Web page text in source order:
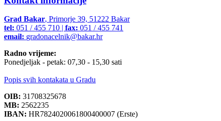
Grad Bakar, Primorje 39, 51222 Bakar
tel: 051 / 455 710 | fax: 051 / 455 741
email: gradonacelnik@bakar.hr
Radno vrijeme:
Ponedjeljak - petak: 07,30 - 15,30 sati
Popis svih kontakata u Gradu
OIB: 31708325678
MB: 2562235
IBAN: HR7824020061800400007 (Erste)